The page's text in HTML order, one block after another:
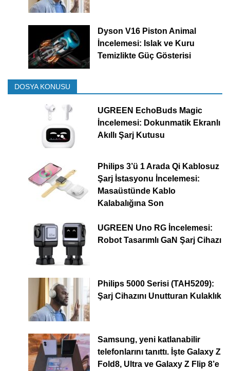
Dyson V16 Piston Animal
İncelemesi: Islak ve Kuru
Temizlikte Güç Gösterisi
DOSYA KONUSU
UGREEN EchoBuds Magic
İncelemesi: Dokunmatik Ekranlı
Akıllı Şarj Kutusu
Philips 3’ü 1 Arada Qi Kablosuz
Şarj İstasyonu İncelemesi:
Masaüstünde Kablo
Kalabalığına Son
UGREEN Uno RG İncelemesi:
Robot Tasarımlı GaN Şarj Cihazı
Philips 5000 Serisi (TAH5209):
Şarj Cihazını Unutturan Kulaklık
Samsung, yeni katlanabilir
telefonlarını tanıttı. İşte Galaxy Z
Fold8, Ultra ve Galaxy Z Flip 8’e